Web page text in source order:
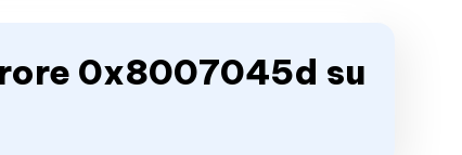
0x8007045d su